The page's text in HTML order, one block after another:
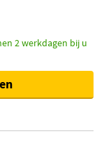
2 werkdagen bij u